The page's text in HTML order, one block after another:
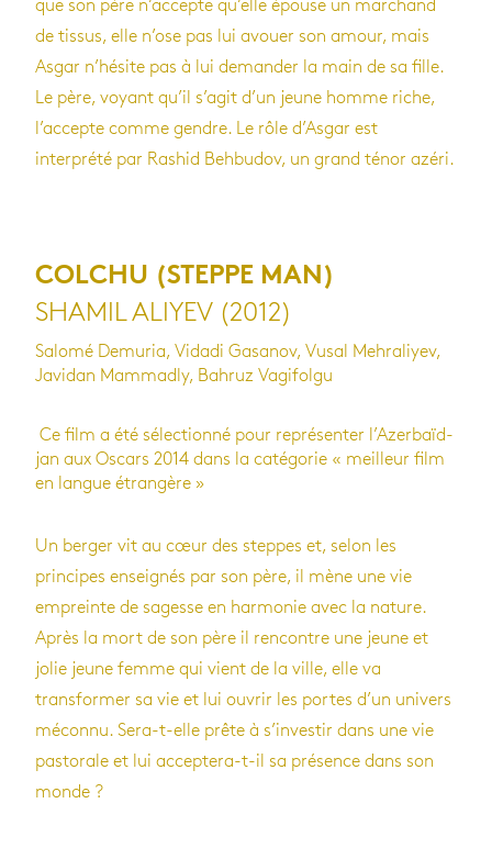
que son père n’accepte qu’elle épouse un marchand
de tissus, elle n’ose pas lui avouer son amour, mais
Asgar n’hésite pas à lui demander la main de sa fille.
Le père, voyant qu’il s’agit d’un jeune homme riche,
l’accepte comme gendre. Le rôle d’Asgar est
interprété par Rashid Behbudov, un grand ténor azéri.
COLCHU (STEPPE MAN )
SHAMIL ALIYEV (2012)
Salomé Demuria, Vidadi Gasanov, Vusal Mehraliyev,
Javidan Mammadly, Bahruz Vagifolgu
Ce film a été sélectionné pour re­pré­senter l’Azer­baïd­
jan aux Oscars 2014 dans la ca­té­go­rie « meilleur film
en langue étran­gère »
Un berger vit au cœur des steppes et, selon les
principes enseignés par son père, il mène une vie
empreinte de sagesse en harmonie avec la nature.
Après la mort de son père il rencontre une jeune et
jolie jeune femme qui vient de la ville, elle va
transformer sa vie et lui ouvrir les portes d’un univers
méconnu. Sera-t-elle prête à s’investir dans une vie
pastorale et lui acceptera-t-il sa présence dans son
monde ?